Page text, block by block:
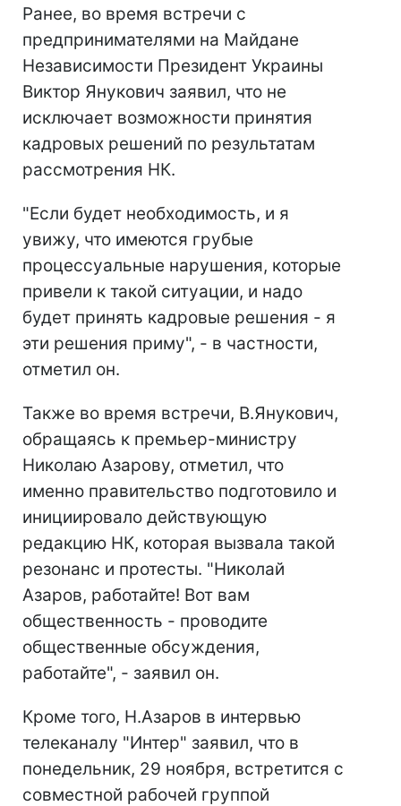
Ранее, во время встречи с
предпринимателями на Майдане
Независимости Президент Украины
Виктор Янукович заявил, что не
исключает возможности принятия
кадровых решений по результатам
рассмотрения НК.
"Если будет необходимость, и я
увижу, что имеются грубые
процессуальные нарушения, которые
привели к такой ситуации, и надо
будет принять кадровые решения - я
эти решения приму", - в частности,
отметил он.
Также во время встречи, В.Янукович,
обращаясь к премьер-министру
Николаю Азарову, отметил, что
именно правительство подготовило и
инициировало действующую
редакцию НК, которая вызвала такой
резонанс и протесты. "Николай
Азаров, работайте! Вот вам
общественность - проводите
общественные обсуждения,
работайте", - заявил он.
Кроме того, Н.Азаров в интервью
телеканалу "Интер" заявил, что в
понедельник, 29 ноября, встретится с
совместной рабочей группой